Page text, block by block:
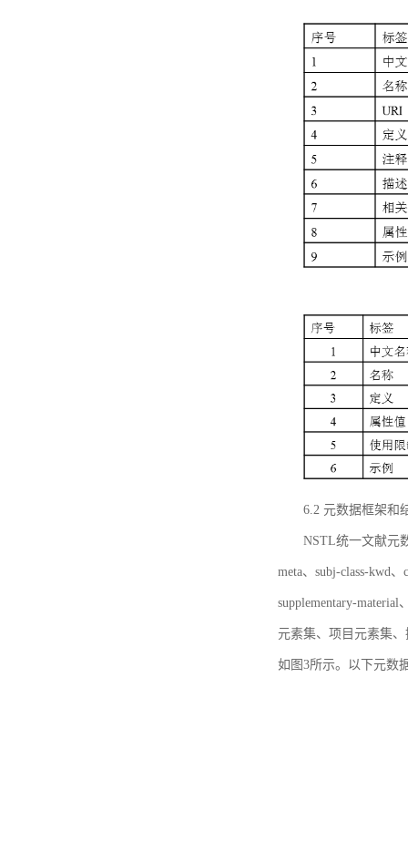
6.2 元数据框架和
NSTL统一文献元
meta、subj-class-kwd
supplementary-
元素集、项目元素集
如图3所示。以下元数